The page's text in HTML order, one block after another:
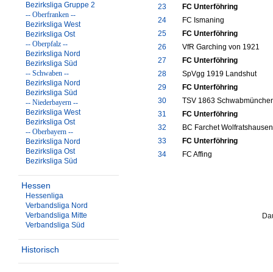
Bezirksliga Gruppe 2
-- Oberfranken --
Bezirksliga West
Bezirksliga Ost
-- Oberpfalz --
Bezirksliga Nord
Bezirksliga Süd
-- Schwaben --
Bezirksliga Nord
Bezirksliga Süd
-- Niederbayern --
Bezirksliga West
Bezirksliga Ost
-- Oberbayern --
Bezirksliga Nord
Bezirksliga Ost
Bezirksliga Süd
Hessen
Hessenliga
Verbandsliga Nord
Verbandsliga Mitte
Verbandsliga Süd
Historisch
23
FC Unterföhring
24
FC Ismaning
25
FC Unterföhring
26
VfR Garching von 1921
27
FC Unterföhring
28
SpVgg 1919 Landshut
29
FC Unterföhring
30
TSV 1863
31
FC Unterföhring
32
BC Farchet Wolfratshausen
33
FC Unterföhring
34
FC Affing